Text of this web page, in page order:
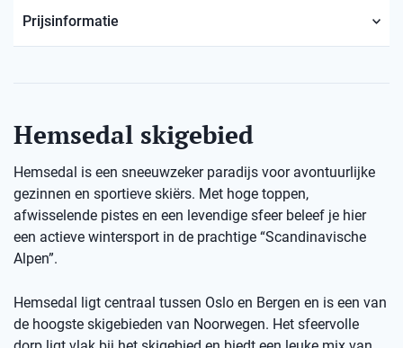
Prijsinformatie
Hemsedal skigebied
Hemsedal is een sneeuwzeker paradijs voor avontuurlijke
gezinnen en sportieve skiërs. Met hoge toppen,
afwisselende pistes en een levendige sfeer beleef je hier
een actieve wintersport in de prachtige “Scandinavische
Alpen”.
Hemsedal ligt centraal tussen Oslo en Bergen en is een van
de hoogste skigebieden van Noorwegen. Het sfeervolle